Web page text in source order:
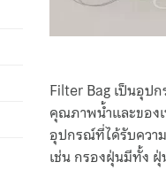
Filter Bag เป็นอุป
คุณภาพน้ำและของ
อุปกรณ์ที่ได้รับควา
เช่น กรองฝุ่นมีทั้ง